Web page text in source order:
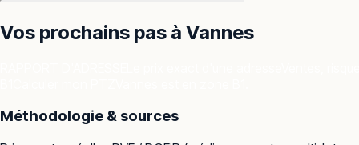
Vos prochains pas à Vannes
Méthodologie & sources